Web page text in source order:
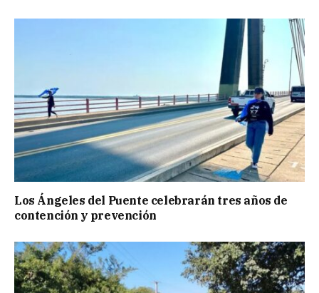
Los Ángeles del Puente celebrarán tres años de
contención y prevención